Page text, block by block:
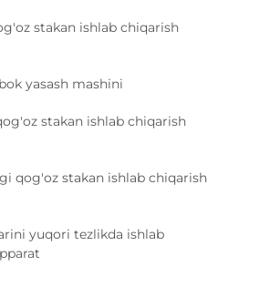
stakan ishlab chiqarish
yasash mashini
stakan ishlab chiqarish
qog'oz stakan ishlab chiqarish
yuqori tezlikda ishlab